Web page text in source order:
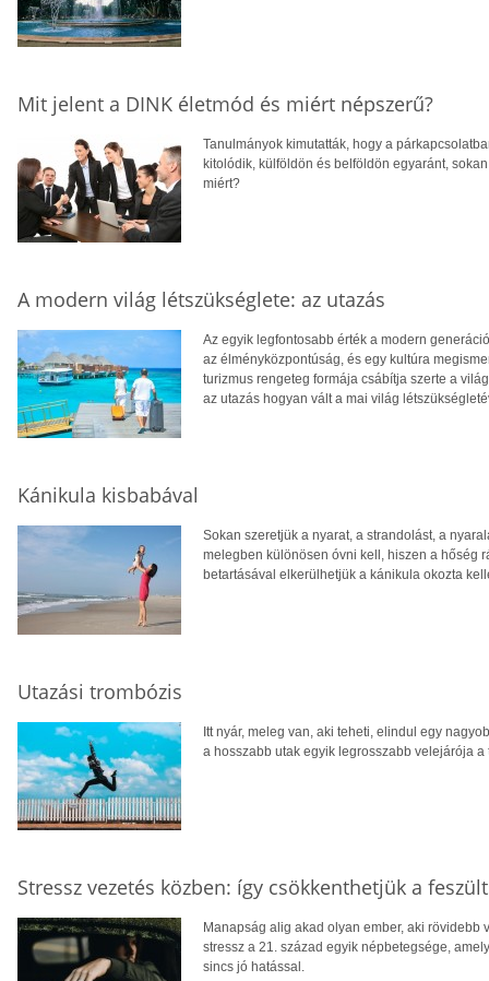
Mit jelent a DINK életmód és miért népszerű?
Tanulmányok kimutatták, hogy a
kitolódik, külföldön és belföldön egyaránt,
miért?
A modern világ létszükséglete: az utazás
Az egyik legfontosabb érték a modern
az élményközpontúság, és egy kultúra
turizmus rengeteg formája csábítja szerte a
az utazás hogyan vált a mai világ
Kánikula kisbabával
Sokan szeretjük a nyarat, a strandolást, a
melegben különösen óvni kell, hiszen a hőség
betartásával elkerülhetjük a kánikula okozta
Utazási trombózis
Itt nyár, meleg van, aki teheti, elindul egy
a hosszabb utak egyik legrosszabb velejárója
Stressz vezetés közben: így csökkenthetjük a
Manapság alig akad olyan ember, aki rövidebb
stressz a 21. század egyik népbetegsége,
sincs jó hatással.